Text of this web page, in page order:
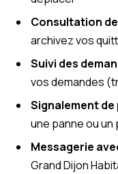
Consultation
archivez vos
Suivi des
vos demandes
Signalement
une panne ou
Messagerie
Grand Dijon